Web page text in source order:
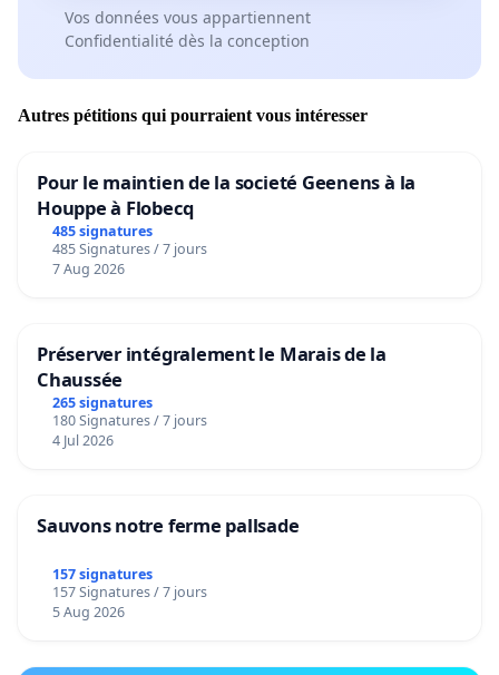
Vos données vous appartiennent
Confidentialité dès la conception
Autres pétitions qui pourraient vous intéresser
Pour le maintien de la societé Geenens à la
Houppe à Flobecq
485 signatures
485 Signatures / 7 jours
7 Aug 2026
Préserver intégralement le Marais de la
Chaussée
265 signatures
180 Signatures / 7 jours
4 Jul 2026
Sauvons notre ferme pallsade
157 signatures
157 Signatures / 7 jours
5 Aug 2026